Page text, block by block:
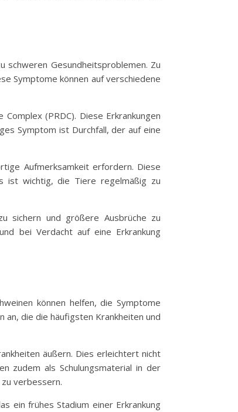
schweren Gesundheitsproblemen. Zu
Symptome können auf verschiedene
(PRDC). Diese Erkrankungen
Symptom ist Durchfall, der auf eine
Aufmerksamkeit erfordern. Diese
ist wichtig, die Tiere regelmäßig zu
sichern und größere Ausbrüche zu
bei Verdacht auf eine Erkrankung
können helfen, die Symptome
an, die die häufigsten Krankheiten und
äußern. Dies erleichtert nicht
zudem als Schulungsmaterial in der
verbessern.
ein frühes Stadium einer Erkrankung